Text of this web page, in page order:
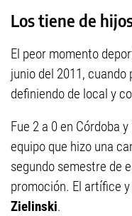
Los tiene de
El peor momento
junio del 2011,
definiendo de local y
Fue 2 a 0 en Córdoba
equipo que hizo una
segundo semestre de
promoción. El artífice
Zielinski.